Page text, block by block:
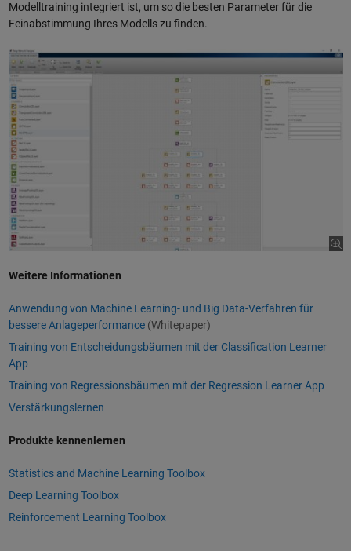
Modelltraining integriert ist, um so die besten Parameter für die
Feinabstimmung Ihres Modells zu finden.
Weitere Informationen
Anwendung von Machine Learning- und Big Data-Verfahren für
bessere Anlageperformance (Whitepaper)
Training von Entscheidungsbäumen mit der Classification Learner
App
Training von Regressionsbäumen mit der Regression Learner App
Verstärkungslernen
Produkte kennenlernen
Statistics and Machine Learning Toolbox
Deep Learning Toolbox
Reinforcement Learning Toolbox